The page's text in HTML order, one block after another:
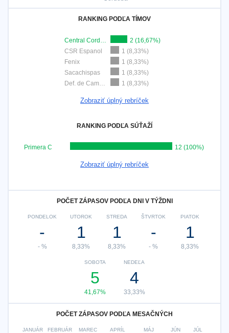
RANKING PODĽA TÍMOV
Central Cordoba
2 (16,67%)
CSR Espanol
1 (8,33%)
Fenix
1 (8,33%)
Sacachispas
1 (8,33%)
Def. de Cambaceres
1 (8,33%)
Zobraziť úplný rebríček
RANKING PODĽA SÚŤAŽÍ
Primera C 12 (100%)
Zobraziť úplný rebríček
POČET ZÁPASOV PODĽA DNI V TÝŽDNI
PONDELOK
-
- %
UTOROK
1
8,33%
STREDA
1
8,33%
ŠTVRTOK
-
- %
PIATOK
1
8,33%
SOBOTA
5
41,67%
NEDEĽA
4
33,33%
POČET ZÁPASOV PODĽA MESAČNÝCH
JANUÁR FEBRUÁR MAREC APRÍL MÁJ JÚN JÚL